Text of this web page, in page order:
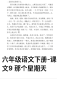
六年级语文下册-课
文9 那个星期天